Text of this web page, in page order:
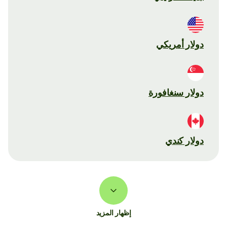
دولار أمريكي
دولار سنغافورة
دولار كندي
إظهار المزيد